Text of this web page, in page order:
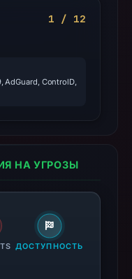
1 / 12
AdGuard, ControlD,
НА УГРОЗЫ
ДОСТУПНОСТЬ